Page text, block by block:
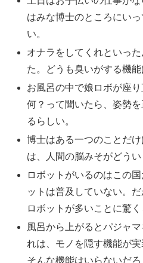
はみな博士のところにい
い。
オナラをしてくれといっ
た。どうも臭いがする機能
お風呂の中で娘ロボが座
何？って聞いたら、姿勢
るらしい。
博士はある一つのことだ
は、人間の脳みそがどうい
ロボットがいるのはこの
ットは普及していない。
ロボットが多いことに驚く
風呂から上がるとパジャ
れは、モノを隠す機能が実
そんな機能はいらないだ